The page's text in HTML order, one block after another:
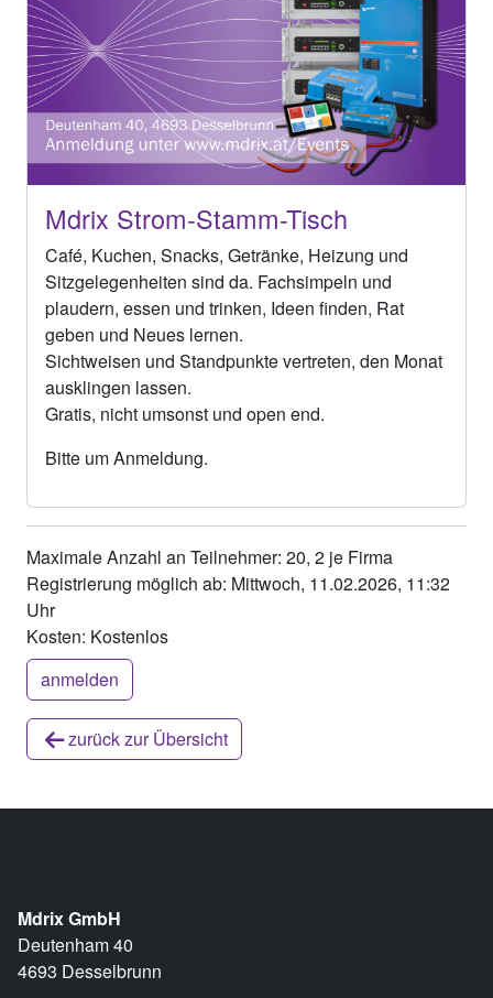
Mdrix Strom-Stamm-Tisch
Café, Kuchen, Snacks, Getränke, Heizung und
Sitzgelegenheiten sind da. Fachsimpeln und
plaudern, essen und trinken, Ideen finden, Rat
geben und Neues lernen.
Sichtweisen und Standpunkte vertreten, den Monat
ausklingen lassen.
Gratis, nicht umsonst und open end.
Bitte um Anmeldung.
Maximale Anzahl an Teilnehmer: 20, 2 je Firma
Registrierung möglich ab: Mittwoch, 11.02.2026, 11:32
Uhr
Kosten: Kostenlos
anmelden
zurück zur Übersicht
Mdrix GmbH
Deutenham 40
4693 Desselbrunn